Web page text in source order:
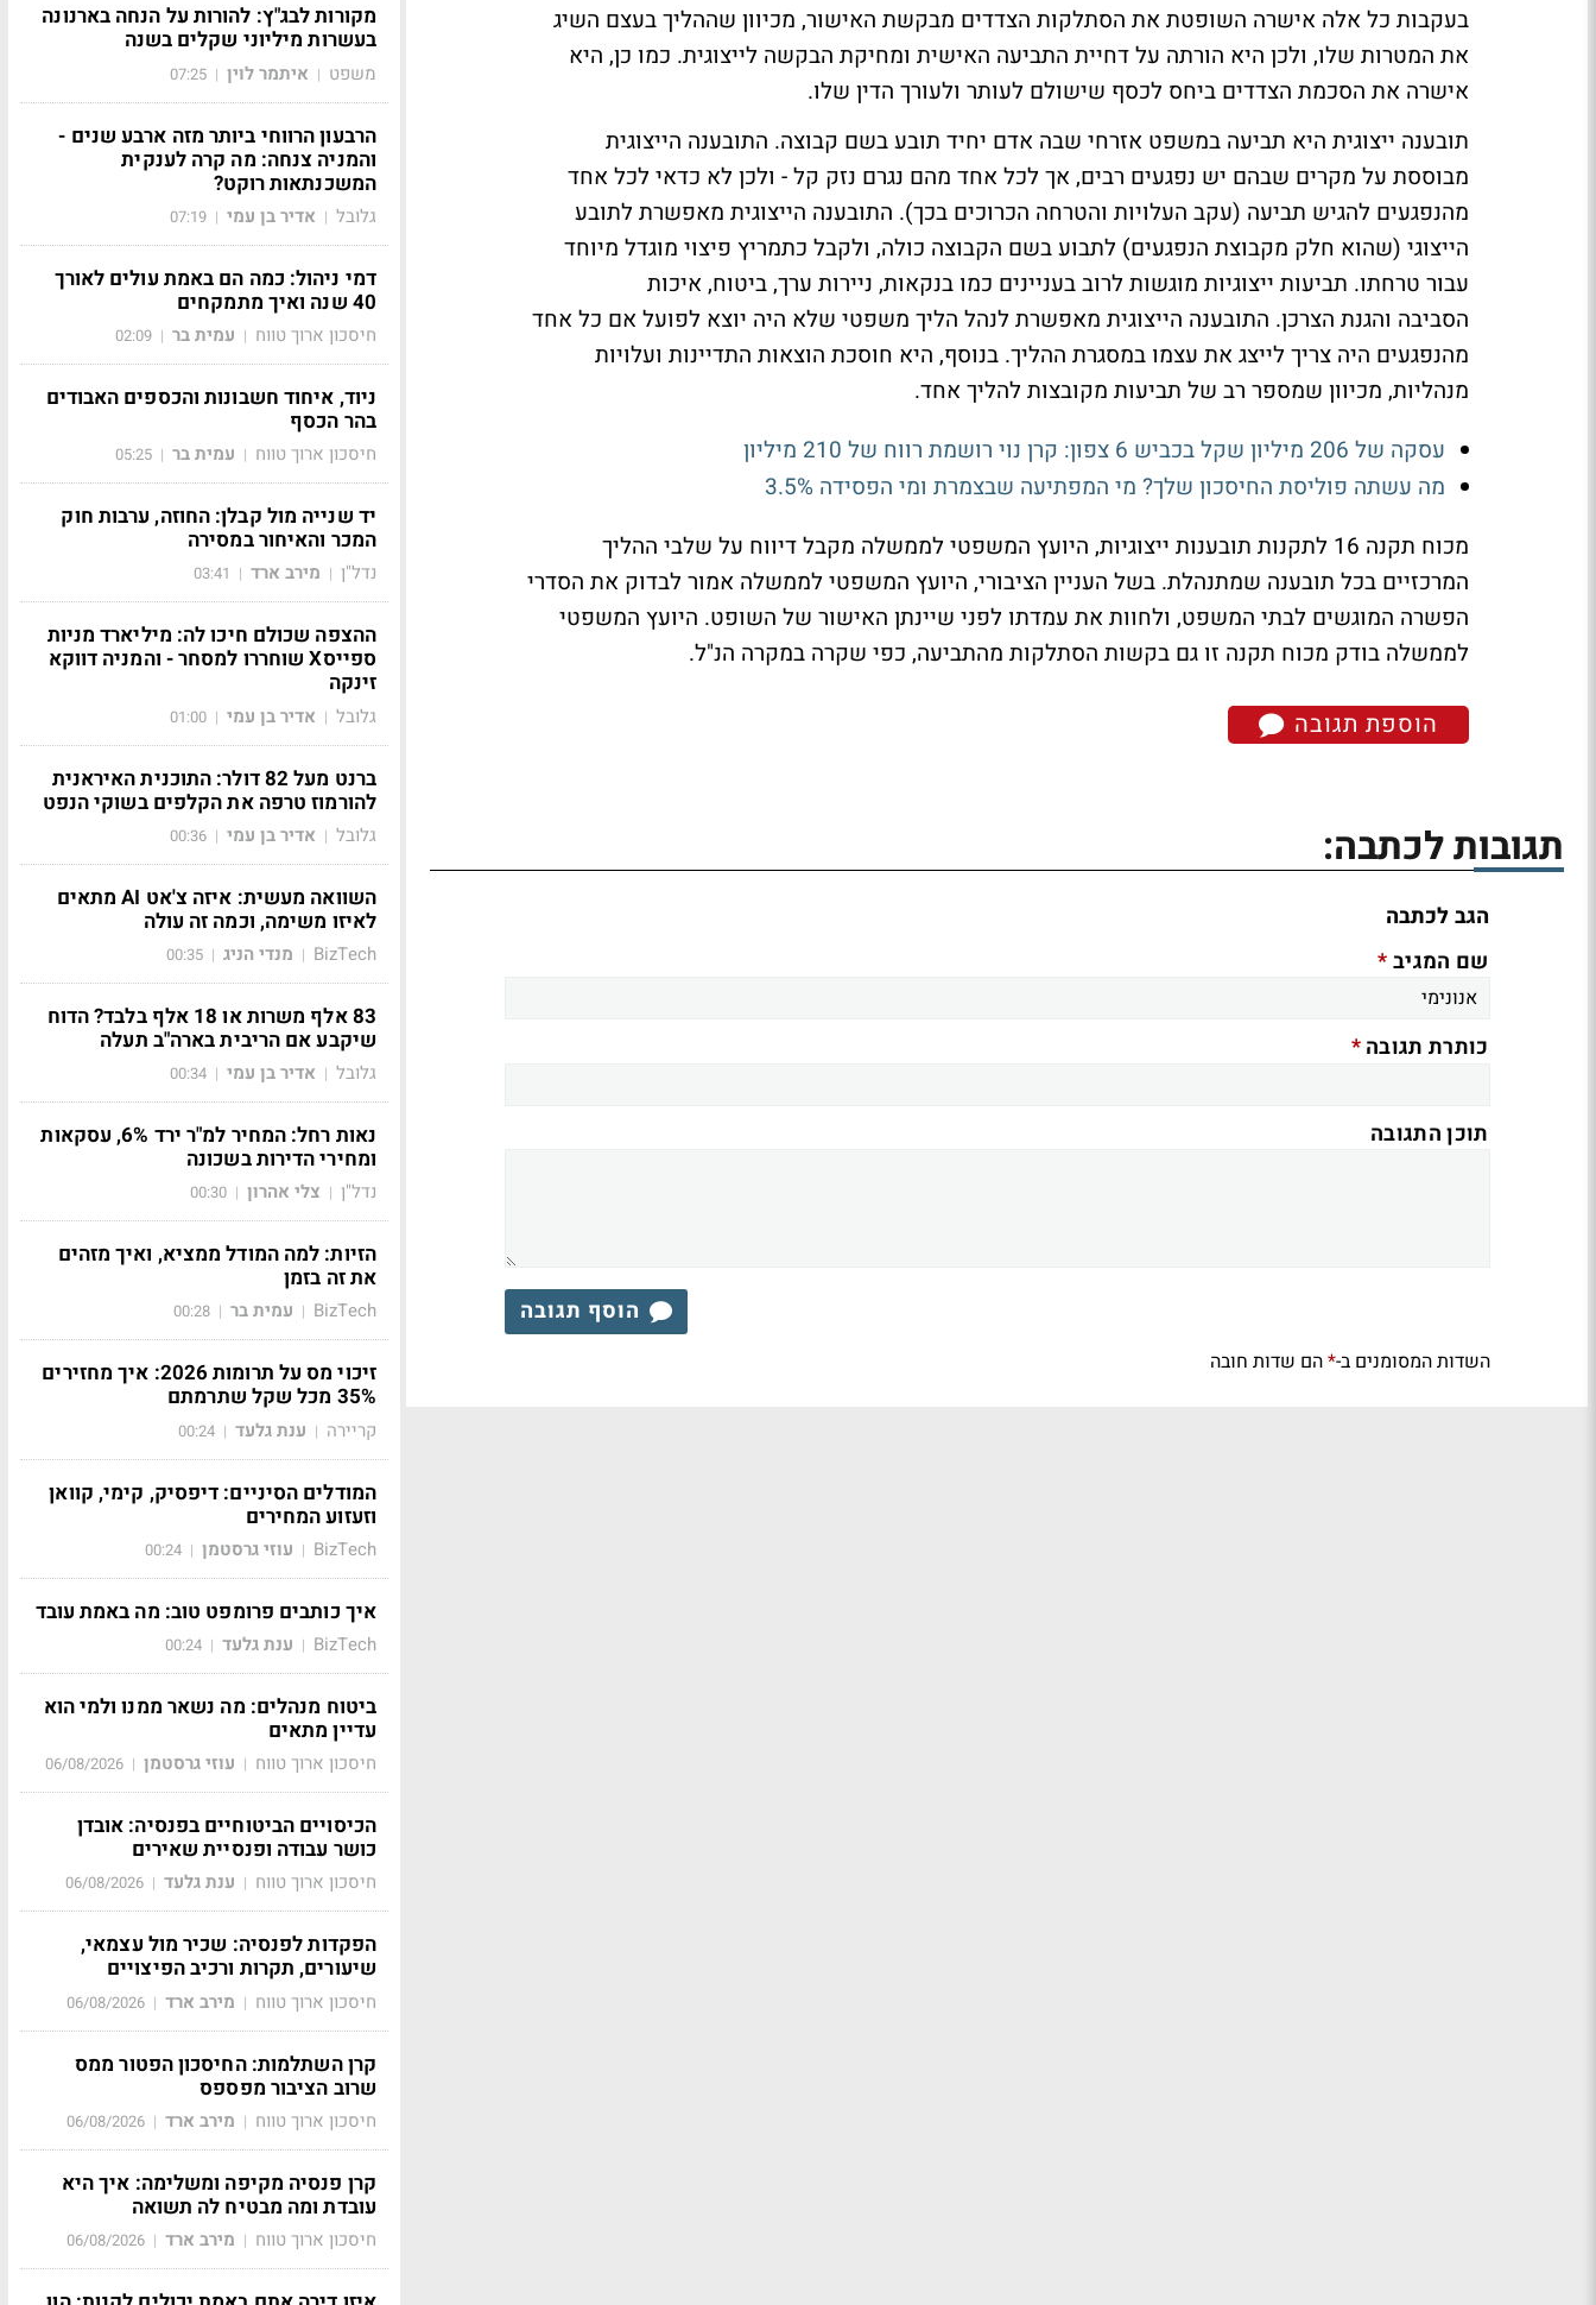
בעקבות כל אלה אישרה השופטת את הסתלקות הצדדים מבקשת האישור, מכיוון שההליך בעצם השיג
את המטרות שלו, ולכן היא הורתה על דחיית התביעה האישית ומחיקת הבקשה לייצוגית. כמו כן, היא
אישרה את הסכמת הצדדים ביחס לכסף שישולם לעותר ולעורך הדין שלו.
תובענה ייצוגית היא תביעה במשפט אזרחי שבה אדם יחיד תובע בשם קבוצה. התובענה הייצוגית
מבוססת על מקרים שבהם יש נפגעים רבים, אך לכל אחד מהם נגרם נזק קל - ולכן לא כדאי לכל אחד
מהנפגעים להגיש תביעה (עקב העלויות והטרחה הכרוכים בכך). התובענה הייצוגית מאפשרת לתובע
הייצוגי (שהוא חלק מקבוצת הנפגעים) לתבוע בשם הקבוצה כולה, ולקבל כתמריץ פיצוי מוגדל מיוחד
עבור טרחתו. תביעות ייצוגיות מוגשות לרוב בעניינים כמו בנקאות, ניירות ערך, ביטוח, איכות
הסביבה והגנת הצרכן. התובענה הייצוגית מאפשרת לנהל הליך משפטי שלא היה יוצא לפועל אם כל אחד
מהנפגעים היה צריך לייצג את עצמו במסגרת ההליך. בנוסף, היא חוסכת הוצאות התדיינות ועלויות
מנהליות, מכיוון שמספר רב של תביעות מקובצות להליך אחד.
עסקה של 206 מיליון שקל בכביש 6 צפון: קרן נוי רושמת רווח של 210 מיליון
מה עשתה פוליסת החיסכון שלך? מי המפתיעה שבצמרת ומי הפסידה 3.5%
מכוח תקנה 16 לתקנות תובענות ייצוגיות, היועץ המשפטי לממשלה מקבל דיווח על שלבי ההליך
המרכזיים בכל תובענה שמתנהלת. בשל העניין הציבורי, היועץ המשפטי לממשלה אמור לבדוק את הסדרי
הפשרה המוגשים לבתי המשפט, ולחוות את עמדתו לפני שיינתן האישור של השופט. היועץ המשפטי
לממשלה בודק מכוח תקנה זו גם בקשות הסתלקות מהתביעה, כפי שקרה במקרה הנ"ל.
הוספת תגובה
תגובות לכתבה:
הגב לכתבה
שם המגיב*
כותרת תגובה*
תוכן התגובה
הוסף תגובה
השדות המסומנים ב-*הם שדות חובה
מקורות לבג"ץ: להורות על הנחה בארנונה
בעשרות מיליוני שקלים בשנה
משפט | איתמר לוין |
07:25
הרבעון הרווחי ביותר מזה ארבע שנים -
והמניה צנחה: מה קרה לענקית
המשכנתאות רוקט?
גלובל | אדיר בן עמי |
07:19
דמי ניהול: כמה הם באמת עולים לאורך
40 שנה ואיך מתמקחים
חיסכון ארוך טווח | עמית בר |
02:09
ניוד, איחוד חשבונות והכספים האבודים
בהר הכסף
חיסכון ארוך טווח | עמית בר |
05:25
יד שנייה מול קבלן: החוזה, ערבות חוק
המכר והאיחור במסירה
נדל"ן | מירב ארד |
03:41
ההצפה שכולם חיכו לה: מיליארד מניות
ספייסX שוחררו למסחר - והמניה דווקא
זינקה
גלובל | אדיר בן עמי |
01:00
ברנט מעל 82 דולר: התוכנית האיראנית
להורמוז טרפה את הקלפים בשוקי הנפט
גלובל | אדיר בן עמי |
00:36
השוואה מעשית: איזה צ'אט AI מתאים
לאיזו משימה, וכמה זה עולה
BizTech
| מנדי הניג |
00:35
83 אלף משרות או 18 אלף בלבד? הדוח
שיקבע אם הריבית בארה"ב תעלה
גלובל | אדיר בן עמי |
00:34
נאות רחל: המחיר למ"ר ירד 6%, עסקאות
ומחירי הדירות בשכונה
נדל"ן | צלי אהרון |
00:30
הזיות: למה המודל ממציא, ואיך מזהים
את זה בזמן
BizTech
| עמית בר |
00:28
זיכוי מס על תרומות 2026: איך מחזירים
35% מכל שקל שתרמתם
קריירה | ענת גלעד |
00:24
המודלים הסיניים: דיפסיק, קימי, קוואן
וזעזוע המחירים
BizTech
| עוזי גרסטמן |
00:24
איך כותבים פרומפט טוב: מה באמת עובד
BizTech
| ענת גלעד |
00:24
ביטוח מנהלים: מה נשאר ממנו ולמי הוא
עדיין מתאים
חיסכון ארוך טווח | עוזי גרסטמן |
06/08/2026
הכיסויים הביטוחיים בפנסיה: אובדן
כושר עבודה ופנסיית שאירים
חיסכון ארוך טווח | ענת גלעד |
06/08/2026
הפקדות לפנסיה: שכיר מול עצמאי,
שיעורים, תקרות ורכיב הפיצויים
חיסכון ארוך טווח | מירב ארד |
06/08/2026
קרן השתלמות: החיסכון הפטור ממס
שרוב הציבור מפספס
חיסכון ארוך טווח | מירב ארד |
06/08/2026
קרן פנסיה מקיפה ומשלימה: איך היא
עובדת ומה מבטיח לה תשואה
חיסכון ארוך טווח | מירב ארד |
06/08/2026